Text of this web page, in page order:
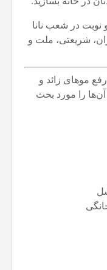
در شعب نانا
شریعتی، ملت و
موهای زائد و
را مورد بحث